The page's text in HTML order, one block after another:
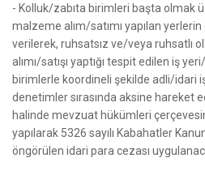
- Kolluk/zabıta birimleri başta olmak
malzeme alım/satımı yapılan
verilerek, ruhsatsız ve/veya ruhsatlı
alımı/satışı yaptığı tespit edilen iş
birimlerle koordineli şekilde adli/idari
denetimler sırasında aksine hareket
halinde mevzuat hükümleri
yapılarak 5326 sayılı Kabahatler
öngörülen idari para cezası